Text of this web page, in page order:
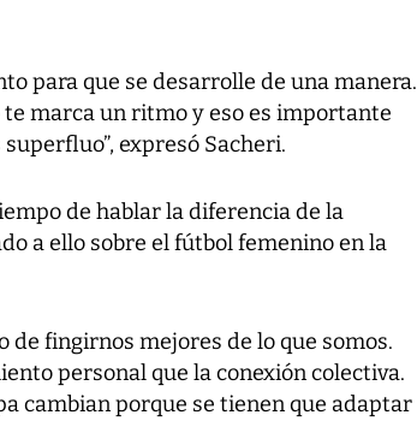
para que se desarrolle de una manera.
marca un ritmo y eso es importante
expresó Sacheri.
de hablar la diferencia de la
a ello sobre el fútbol femenino en la
de fingirnos mejores de lo que somos.
personal que la conexión colectiva.
cambian porque se tienen que adaptar